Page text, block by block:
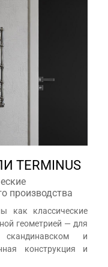
производства
как классические
геометрией — для
и
конструкция и